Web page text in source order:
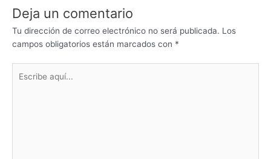
Deja un comentario
Tu dirección de correo electrónico no será publicada. Los
campos obligatorios están marcados con *
aquí...